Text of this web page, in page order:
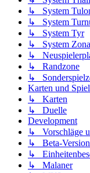
↳ System
↳ System
↳ System Tyr
↳ System
↳
↳ Randzone
↳
Karten und
↳ Karten
↳ Duelle
Development
↳ Vorschläge
↳ Beta-
↳
↳ Malaner